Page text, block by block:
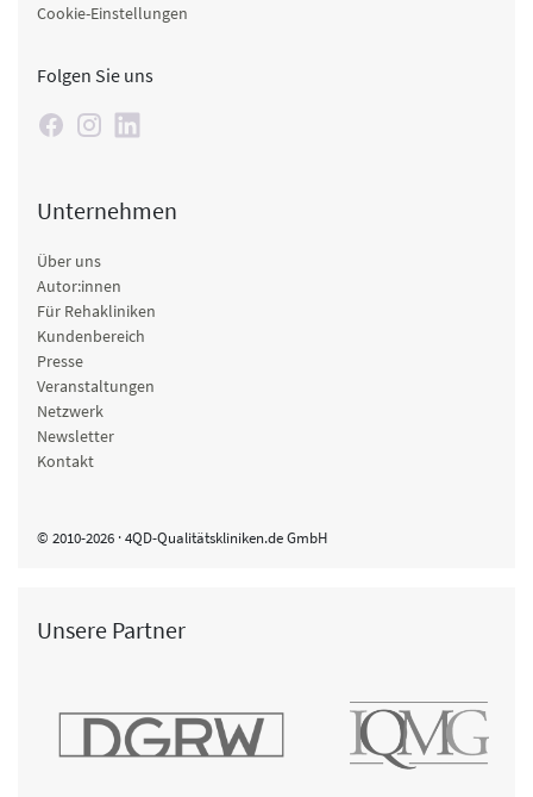
Cookie-Einstellungen
Folgen Sie uns
Unternehmen
Über uns
Autor:innen
Für Rehakliniken
Kundenbereich
Presse
Veranstaltungen
Netzwerk
Newsletter
Kontakt
© 2010-2026 · 4QD-Qualitätskliniken.de GmbH
Unsere Partner